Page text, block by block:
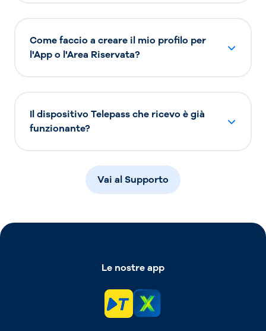
Come faccio a creare il mio profilo per
l'App o l'Area Riservata?
Il dispositivo Telepass che ricevo è già
funzionante?
Vai al Supporto
Le nostre app